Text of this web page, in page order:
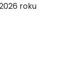
roku